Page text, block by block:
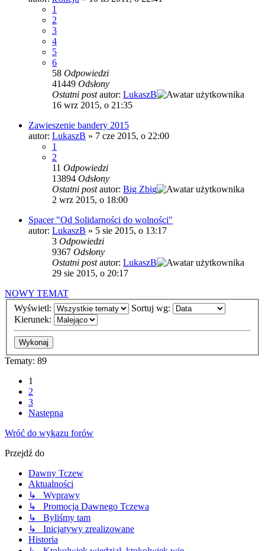
1
2
3
4
5
6
58 Odpowiedzi
41449 Odsłony
Ostatni postautor: LukaszB
16 wrz 2015, o 21:35
Zawieszenie bandery 2015
autor: LukaszB » 7 cze 2015, o 22:00
1
2
11 Odpowiedzi
13894 Odsłony
Ostatni postautor: Big Zbig
2 wrz 2015, o 18:00
Spacer "Od Solidarności do wolności"
autor: LukaszB » 5 sie 2015, o 13:17
3 Odpowiedzi
9367 Odsłony
Ostatni postautor: LukaszB
29 sie 2015, o 20:17
NOWY TEMAT
Wyświetl:
Sortuj wg:
Kierunek:
Tematy: 89
1
2
3
Następna
Wróć do wykazu forów
Przejdź do
Dawny Tczew
Aktualności
↳ Wyprawy
↳ Promocja Dawnego Tczewa
↳ Byliśmy tam
↳ Inicjatywy zrealizowane
Historia